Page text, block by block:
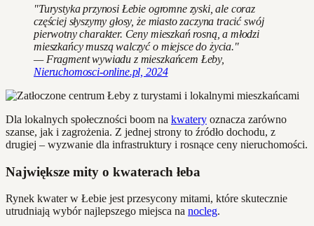
"Turystyka przynosi Łebie ogromne zyski, ale coraz
częściej słyszymy głosy, że miasto zaczyna tracić swój
pierwotny charakter. Ceny mieszkań rosną, a młodzi
mieszkańcy muszą walczyć o miejsce do życia."
— Fragment wywiadu z mieszkańcem Łeby,
Nieruchomosci-online.pl, 2024
Dla lokalnych społeczności boom na kwatery oznacza zarówno
szanse, jak i zagrożenia. Z jednej strony to źródło dochodu, z
drugiej – wyzwanie dla infrastruktury i rosnące ceny nieruchomości.
Największe mity o kwaterach łeba
Rynek kwater w Łebie jest przesycony mitami, które skutecznie
utrudniają wybór najlepszego miejsca na nocleg.